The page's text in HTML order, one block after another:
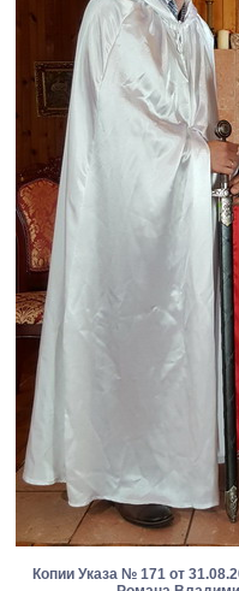
Копии Указа № 171 от